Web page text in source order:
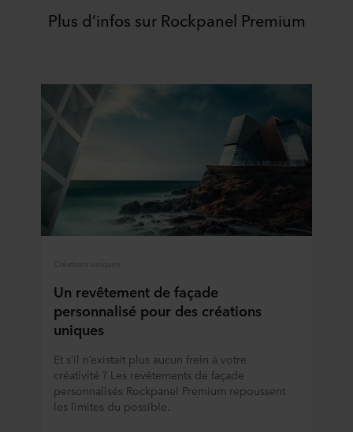
Plus d’infos sur Rockpanel Premium
Créations uniques
Un revêtement de façade
personnalisé pour des créations
uniques
Et s’il n’existait plus aucun frein à votre
créativité ? Les revêtements de façade
personnalisés Rockpanel Premium repoussent
les limites du possible.